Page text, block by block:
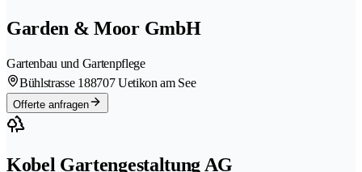
Garden & Moor GmbH
Gartenbau und Gartenpflege
Bühlstrasse 188707 Uetikon am See
Offerte anfragen
Kobel Gartengestaltung AG